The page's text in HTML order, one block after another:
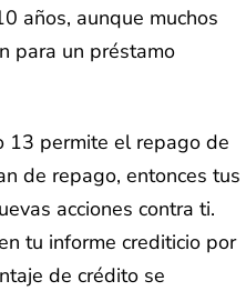
años, aunque muchos
para un préstamo
13 permite el repago de
de repago, entonces tus
acciones contra ti.
tu informe crediticio por
de crédito se